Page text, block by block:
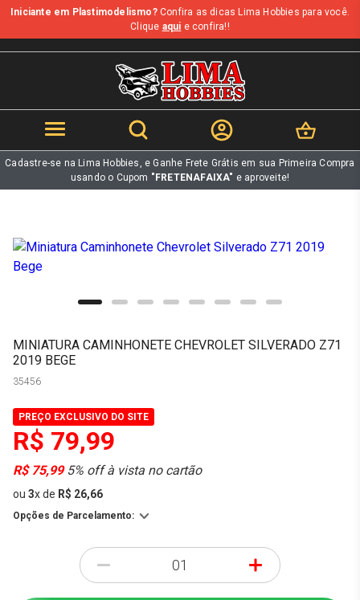
b
Iniciante em Plastimodelismo?Confira as dicas Lima Hobbies para você.
Clique aqui e confira!!
Cadastre-se na Lima Hobbies, e Ganhe Frete Grátis em sua Primeira Compra
usando o Cupom "FRETENAFAIXA" e aproveite!
MINIATURA CAMINHONETE CHEVROLET SILVERADO Z71
2019 BEGE
35456
PREÇO EXCLUSIVO DO SITE
R$ 79,99
R$ 75,995% off à vista no cartão
ou 3xde R$ 26,66
Opções de Parcelamento:
- +